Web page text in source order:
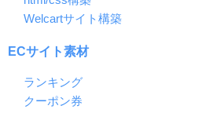
Welcartサイト構築
ECサイト素材
ランキング
クーポン券